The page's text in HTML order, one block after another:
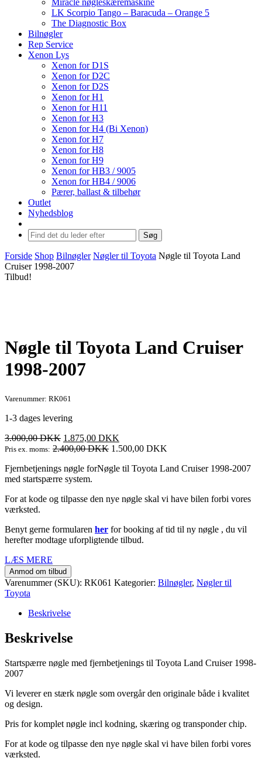
Miracle nøgleskæremaskine
LK Scorpio Tango – Baracuda – Orange 5
The Diagnostic Box
Bilnøgler
Rep Service
Xenon Lys
Xenon for D1S
Xenon for D2C
Xenon for D2S
Xenon for H1
Xenon for H11
Xenon for H3
Xenon for H4 (Bi Xenon)
Xenon for H7
Xenon for H8
Xenon for H9
Xenon for HB3 / 9005
Xenon for HB4 / 9006
Pærer, ballast & tilbehør
Outlet
Nyhedsblog
Søg
Forside Shop Bilnøgler Nøgler til Toyota Nøgle til Toyota Land
Cruiser 1998-2007
Tilbud!
Nøgle til Toyota Land Cruiser
1998-2007
Varenummer: RK061
1-3 dages levering
3.000,00DKK Den
oprindelige
var:
3.000,00 DKK.
1.875,00 DKK
aktuelle
er:
Pris ex. moms: 2.400,00DKK 1.500,00 DKK
Fjernbetjenings nøgle forNøgle til Toyota Land Cruiser 1998-2007
med startspærre system.
For at kode og tilpasse den nye nøgle skal vi have bilen forbi vores
værksted.
Benyt gerne formularen her for booking af tid til ny nøgle , du vil
herefter modtage uforpligtende tilbud.
LÆS MERE
Anmod om tilbud
Varenummer (SKU): RK061 Kategorier: Bilnøgler, Nøgler til
Toyota
Beskrivelse
Beskrivelse
Startspærre nøgle med fjernbetjenings til Toyota Land Cruiser 1998-
2007
Vi leverer en stærk nøgle som overgår den originale både i kvalitet
og design.
Pris for komplet nøgle incl kodning, skæring og transponder chip.
For at kode og tilpasse den nye nøgle skal vi have bilen forbi vores
værksted.